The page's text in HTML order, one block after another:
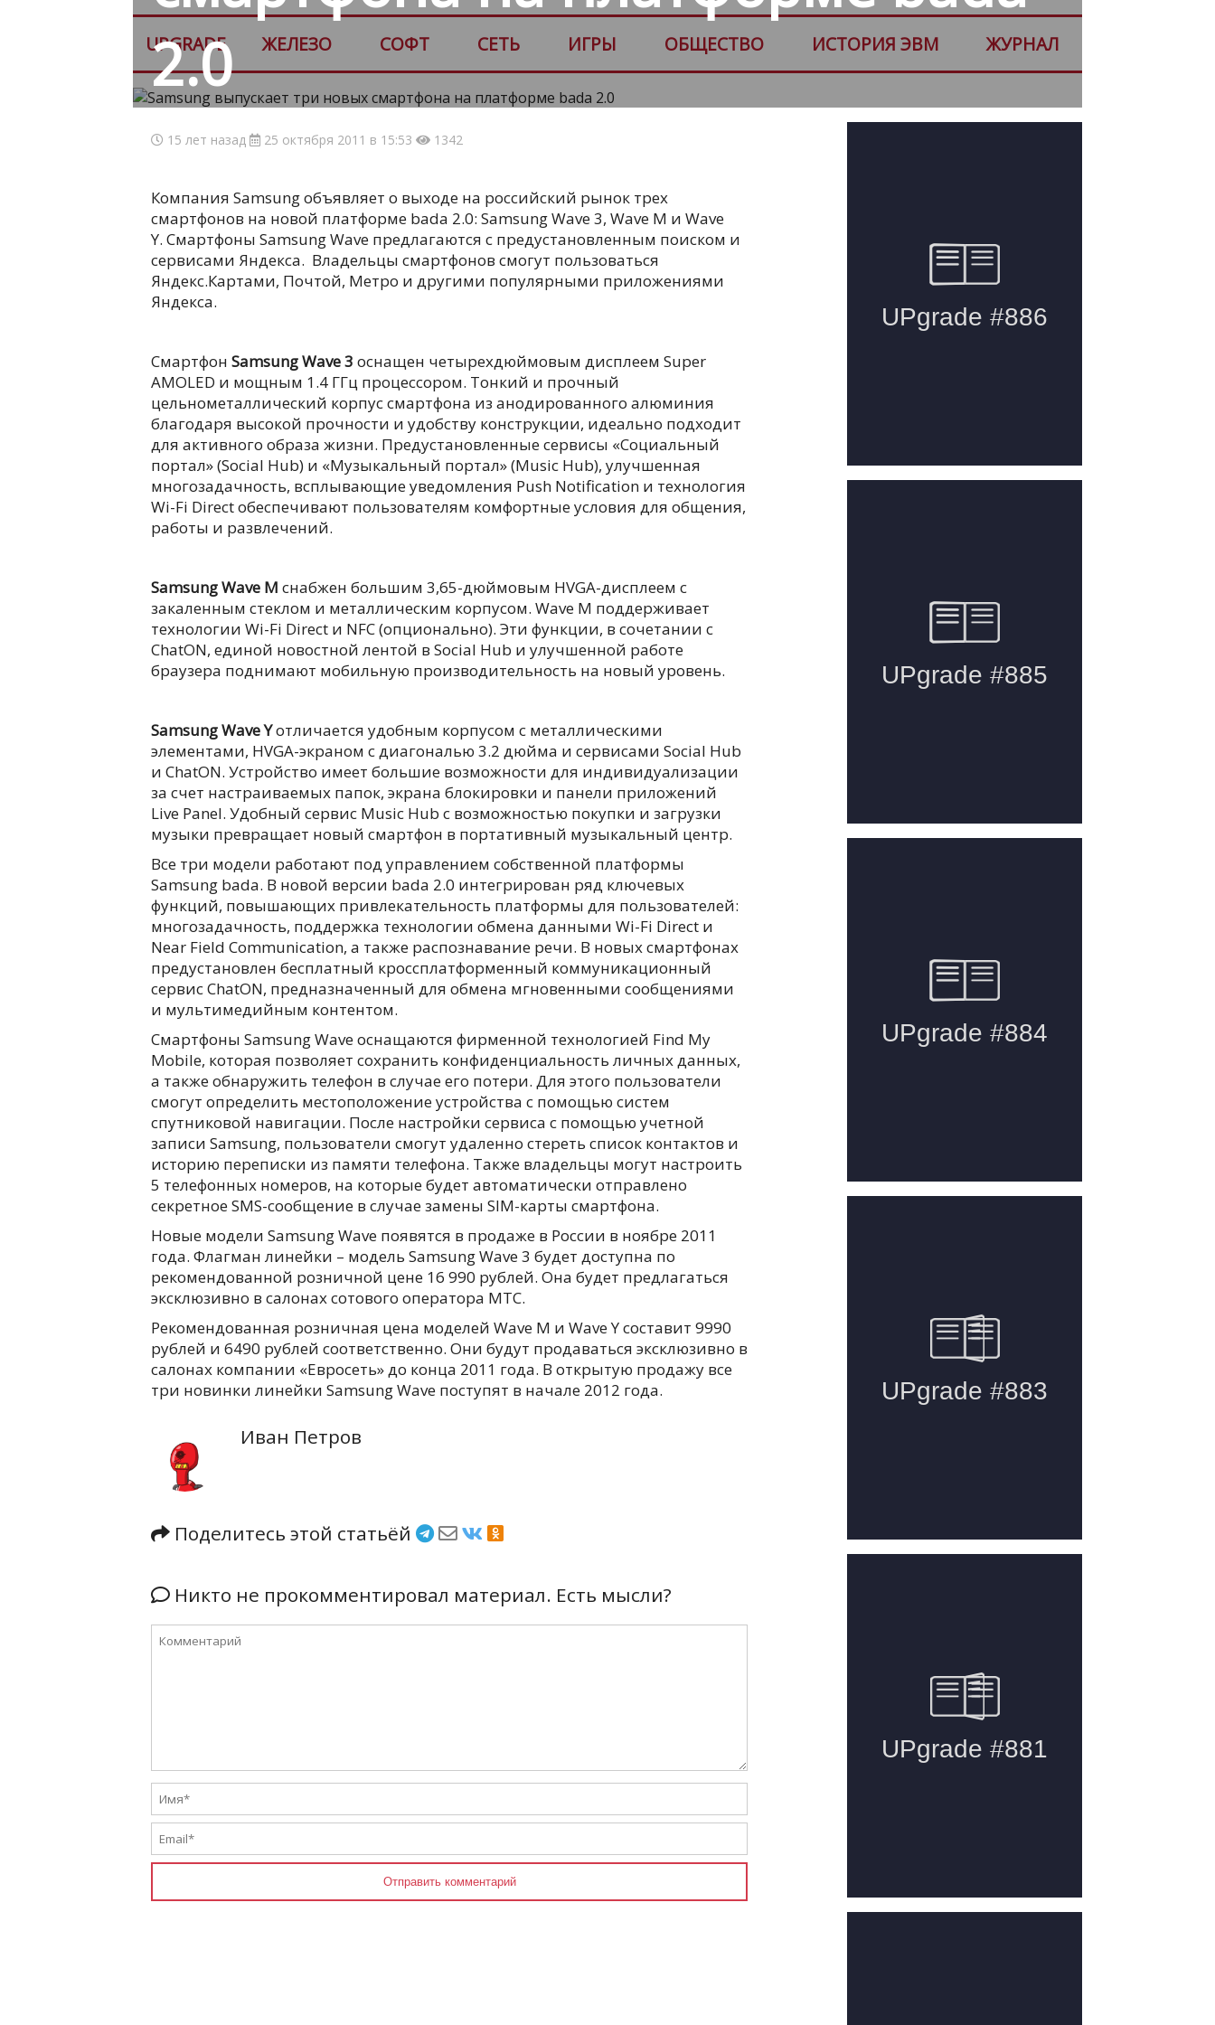
UPGRADE ЖЕЛЕЗО СОФТ СЕТЬ ИГРЫ ОБЩЕСТВО ИСТОРИЯ ЭВМ ЖУРНАЛ
2.0
15 лет назад 25 октября 2011 в 15:53 1342
Компания Samsung объявляет о выходе на российский рынок трех
смартфонов на новой платформе bada 2.0: Samsung Wave 3, Wave M и Wave
Y. Смартфоны Samsung Wave предлагаются с предустановленным поиском и
сервисами Яндекса. Владельцы смартфонов смогут пользоваться
Яндекс.Картами, Почтой, Метро и другими популярными приложениями
Яндекса.
Смартфон Samsung Wave 3 оснащен четырехдюймовым дисплеем Super
AMOLED и мощным 1.4 ГГц процессором. Тонкий и прочный
цельнометаллический корпус смартфона из анодированного алюминия
благодаря высокой прочности и удобству конструкции, идеально подходит
для активного образа жизни. Предустановленные сервисы «Социальный
портал» (Social Hub) и «Музыкальный портал» (Music Hub), улучшенная
многозадачность, всплывающие уведомления Push Notification и технология
Wi-Fi Direct обеспечивают пользователям комфортные условия для общения,
работы и развлечений.
Samsung Wave M снабжен большим 3,65-дюймовым HVGA-дисплеем с
закаленным стеклом и металлическим корпусом. Wave M поддерживает
технологии Wi-Fi Direct и NFC (опционально). Эти функции, в сочетании с
ChatON, единой новостной лентой в Social Hub и улучшенной работе
браузера поднимают мобильную производительность на новый уровень.
Samsung Wave Yотличается удобным корпусом с металлическими
элементами, HVGA-экраном с диагональю 3.2 дюйма и сервисами Social Hub
и ChatON. Устройство имеет большие возможности для индивидуализации
за счет настраиваемых папок, экрана блокировки и панели приложений
Live Panel. Удобный сервис Music Hub с возможностью покупки и загрузки
музыки превращает новый смартфон в портативный музыкальный центр.
Все три модели работают под управлением собственной платформы
Samsung bada. В новой версии bada 2.0 интегрирован ряд ключевых
функций, повышающих привлекательность платформы для пользователей:
многозадачность, поддержка технологии обмена данными Wi-Fi Direct и
Near Field Communication, а также распознавание речи. В новых смартфонах
предустановлен бесплатный кроссплатформенный коммуникационный
сервис ChatON, предназначенный для обмена мгновенными сообщениями
и мультимедийным контентом.
Смартфоны Samsung Wave оснащаются фирменной технологией Find My
Mobile, которая позволяет сохранить конфиденциальность личных данных,
а также обнаружить телефон в случае его потери. Для этого пользователи
смогут определить местоположение устройства с помощью систем
спутниковой навигации. После настройки сервиса с помощью учетной
записи Samsung, пользователи смогут удаленно стереть список контактов и
историю переписки из памяти телефона. Также владельцы могут настроить
5 телефонных номеров, на которые будет автоматически отправлено
секретное SMS-сообщение в случае замены SIM-карты смартфона.
Новые модели Samsung Wave появятся в продаже в России в ноябре 2011
года. Флагман линейки – модель Samsung Wave 3 будет доступна по
рекомендованной розничной цене 16 990 рублей. Она будет предлагаться
эксклюзивно в салонах сотового оператора МТС.
Рекомендованная розничная цена моделей Wave M и Wave Y составит 9990
рублей и 6490 рублей соответственно. Они будут продаваться эксклюзивно в
салонах компании «Евросеть» до конца 2011 года. В открытую продажу все
три новинки линейки Samsung Wave поступят в начале 2012 года.
Иван Петров
Поделитесь этой статьёй
Никто не прокомментировал материал. Есть мысли?